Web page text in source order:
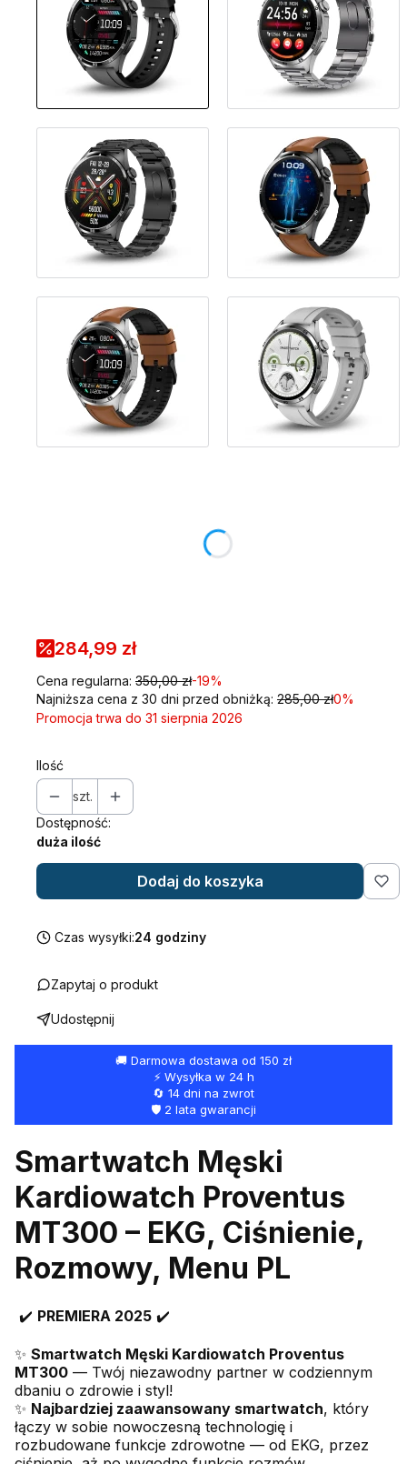
Dodać zasilacz sieciowy 5V/1A USB do ładowania
284,99 zł
Cena regularna: 350,00 zł-19%
Najniższa cena z 30 dni przed obniżką: 285,00 zł0%
Promocja trwa do 31 sierpnia 2026
Ilość
szt.
Dostępność:
duża ilość
Dodaj do koszyka
Czas wysyłki:24 godziny
Zapytaj o produkt
Udostępnij
🚚 Darmowa dostawa od 150 zł
⚡ Wysyłka w 24 h
🔄 14 dni na zwrot
🛡️ 2 lata gwarancji
Smartwatch Męski
Kardiowatch Proventus
MT300 – EKG, Ciśnienie,
Rozmowy, Menu PL
✔️ PREMIERA 2025 ✔️
✨ Smartwatch Męski Kardiowatch Proventus
MT300 — Twój niezawodny partner w codziennym
dbaniu o zdrowie i styl!
✨ Najbardziej zaawansowany smartwatch, który
łączy w sobie nowoczesną technologię i
rozbudowane funkcje zdrowotne — od EKG, przez